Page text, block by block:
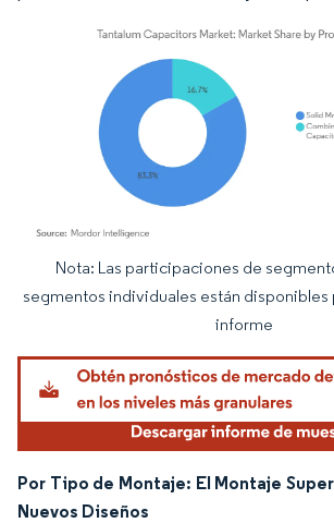
Imagen © Mordor Intelligence. El uso requiere
Nota: Las participaciones de
segmentos individuales están
informe
Por Tipo de Montaje: El Montaje
Nuevos Diseños